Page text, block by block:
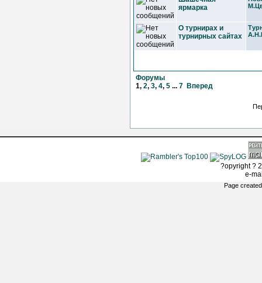
ярмарка
О турнирах и
турнирных сайтах
Форумы
1, 2, 3, 4, 5 ... 7 Вперед
?opyright ?
e-
Page